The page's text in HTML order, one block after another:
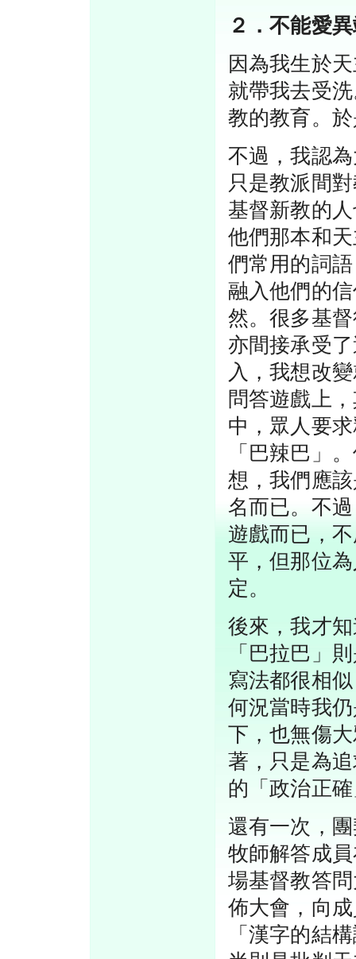
２．不能愛
因為我生於
就帶我去受
教的教育。
不過，我認
只是教派間
基督新教的
他們那本和
們常用的詞
融入他們的
然。很多基
亦間接承受
入，我想改
問答遊戲上
中，眾人要
「巴辣巴」
想，我們應
名而已。不
遊戲而已，
平，但那位
定。
後來，我才
「巴拉巴」
寫法都很相
何況當時我
下，也無傷
著，只是為
的「政治正
還有一次，
牧師解答成
場基督教答
佈大會，向
「漢字的結